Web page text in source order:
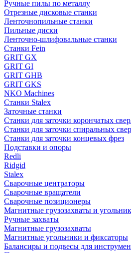
Ручные пилы по металлу
Отрезные дисковые станки
Ленточнопильные станки
Пильные диски
Ленточно-шлифовальные станки
Станки Fein
GRIT GX
GRIT GI
GRIT GHB
GRIT GKS
NKO Machines
Станки Stalex
Заточные станки
Станки для заточки корончатых
Станки для заточки спиральных
Станки для заточки концевых фрез
Подставки и опоры
Redli
Ridgid
Stalex
Сварочные центраторы
Сварочные вращатели
Сварочные позиционеры
Магнитные грузозахваты и
Ручные захваты
Магнитные грузозахваты
Магнитные угольники и фиксаторы
Балансиры и подвесы для